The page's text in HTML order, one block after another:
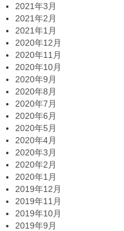
2021年3月
2021年2月
2021年1月
2020年12月
2020年11月
2020年10月
2020年9月
2020年8月
2020年7月
2020年6月
2020年5月
2020年4月
2020年3月
2020年2月
2020年1月
2019年12月
2019年11月
2019年10月
2019年9月